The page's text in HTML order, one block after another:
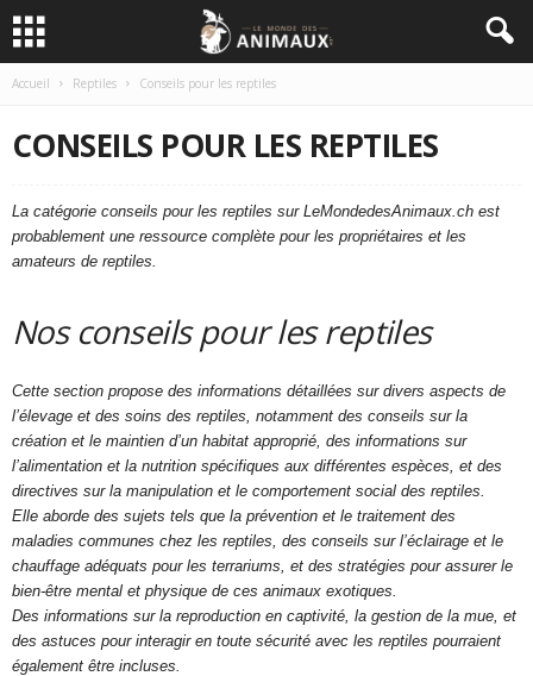
Accueil Reptiles Conseils pour les reptiles
CONSEILS POUR LES REPTILES
La catégorie conseils pour les reptiles sur LeMondedesAnimaux.ch est
probablement une ressource complète pour les propriétaires et les
amateurs de reptiles.
Nos conseils pour les reptiles
Cette section propose des informations détaillées sur divers aspects de
l’élevage et des soins des reptiles, notamment des conseils sur la
création et le maintien d’un habitat approprié, des informations sur
l’alimentation et la nutrition spécifiques aux différentes espèces, et des
directives sur la manipulation et le comportement social des reptiles.
Elle aborde des sujets tels que la prévention et le traitement des
maladies communes chez les reptiles, des conseils sur l’éclairage et le
chauffage adéquats pour les terrariums, et des stratégies pour assurer le
bien-être mental et physique de ces animaux exotiques.
Des informations sur la reproduction en captivité, la gestion de la mue, et
des astuces pour interagir en toute sécurité avec les reptiles pourraient
également être incluses.